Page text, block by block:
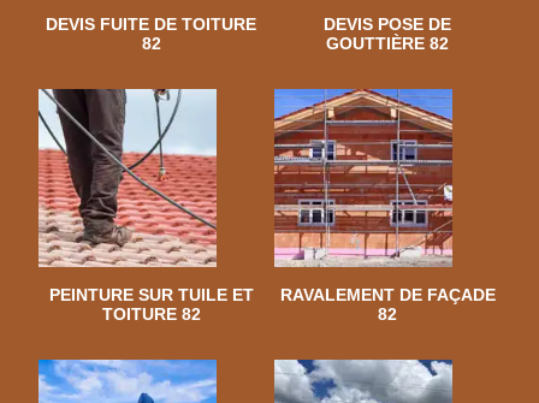
DEVIS FUITE DE TOITURE
82
DEVIS POSE DE
GOUTTIÈRE 82
PEINTURE SUR TUILE ET
TOITURE 82
RAVALEMENT DE FAÇADE
82